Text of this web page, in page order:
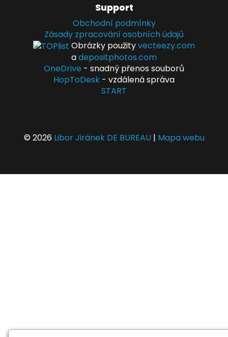
Support
Obchodní podmínky
Zásady zpracování osobních údajů
Obrázky použityvecteezy.com
adepositphotos.com
OneDrive - snadný přenos souborů
HopToDesk - vzdálená správa
START
© 2026 Libor Jiránek DE BUREAU | Mapa webu